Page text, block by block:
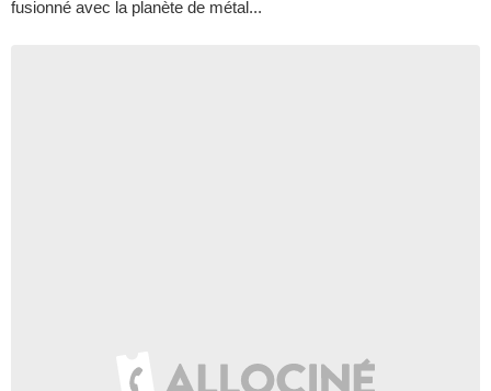
fusionné avec la planète de métal...